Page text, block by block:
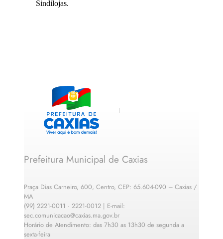
Sindilojas.
Prefeitura Municipal de Caxias
Praça Dias Carneiro, 600, Centro, CEP: 65.604-090 – Caxias /
MA
(99) 2221-0011 · 2221-0012 | E-mail:
sec.comunicacao@caxias.ma.gov.br
Horário de Atendimento: das 7h30 as 13h30 de segunda a
sexta-feira